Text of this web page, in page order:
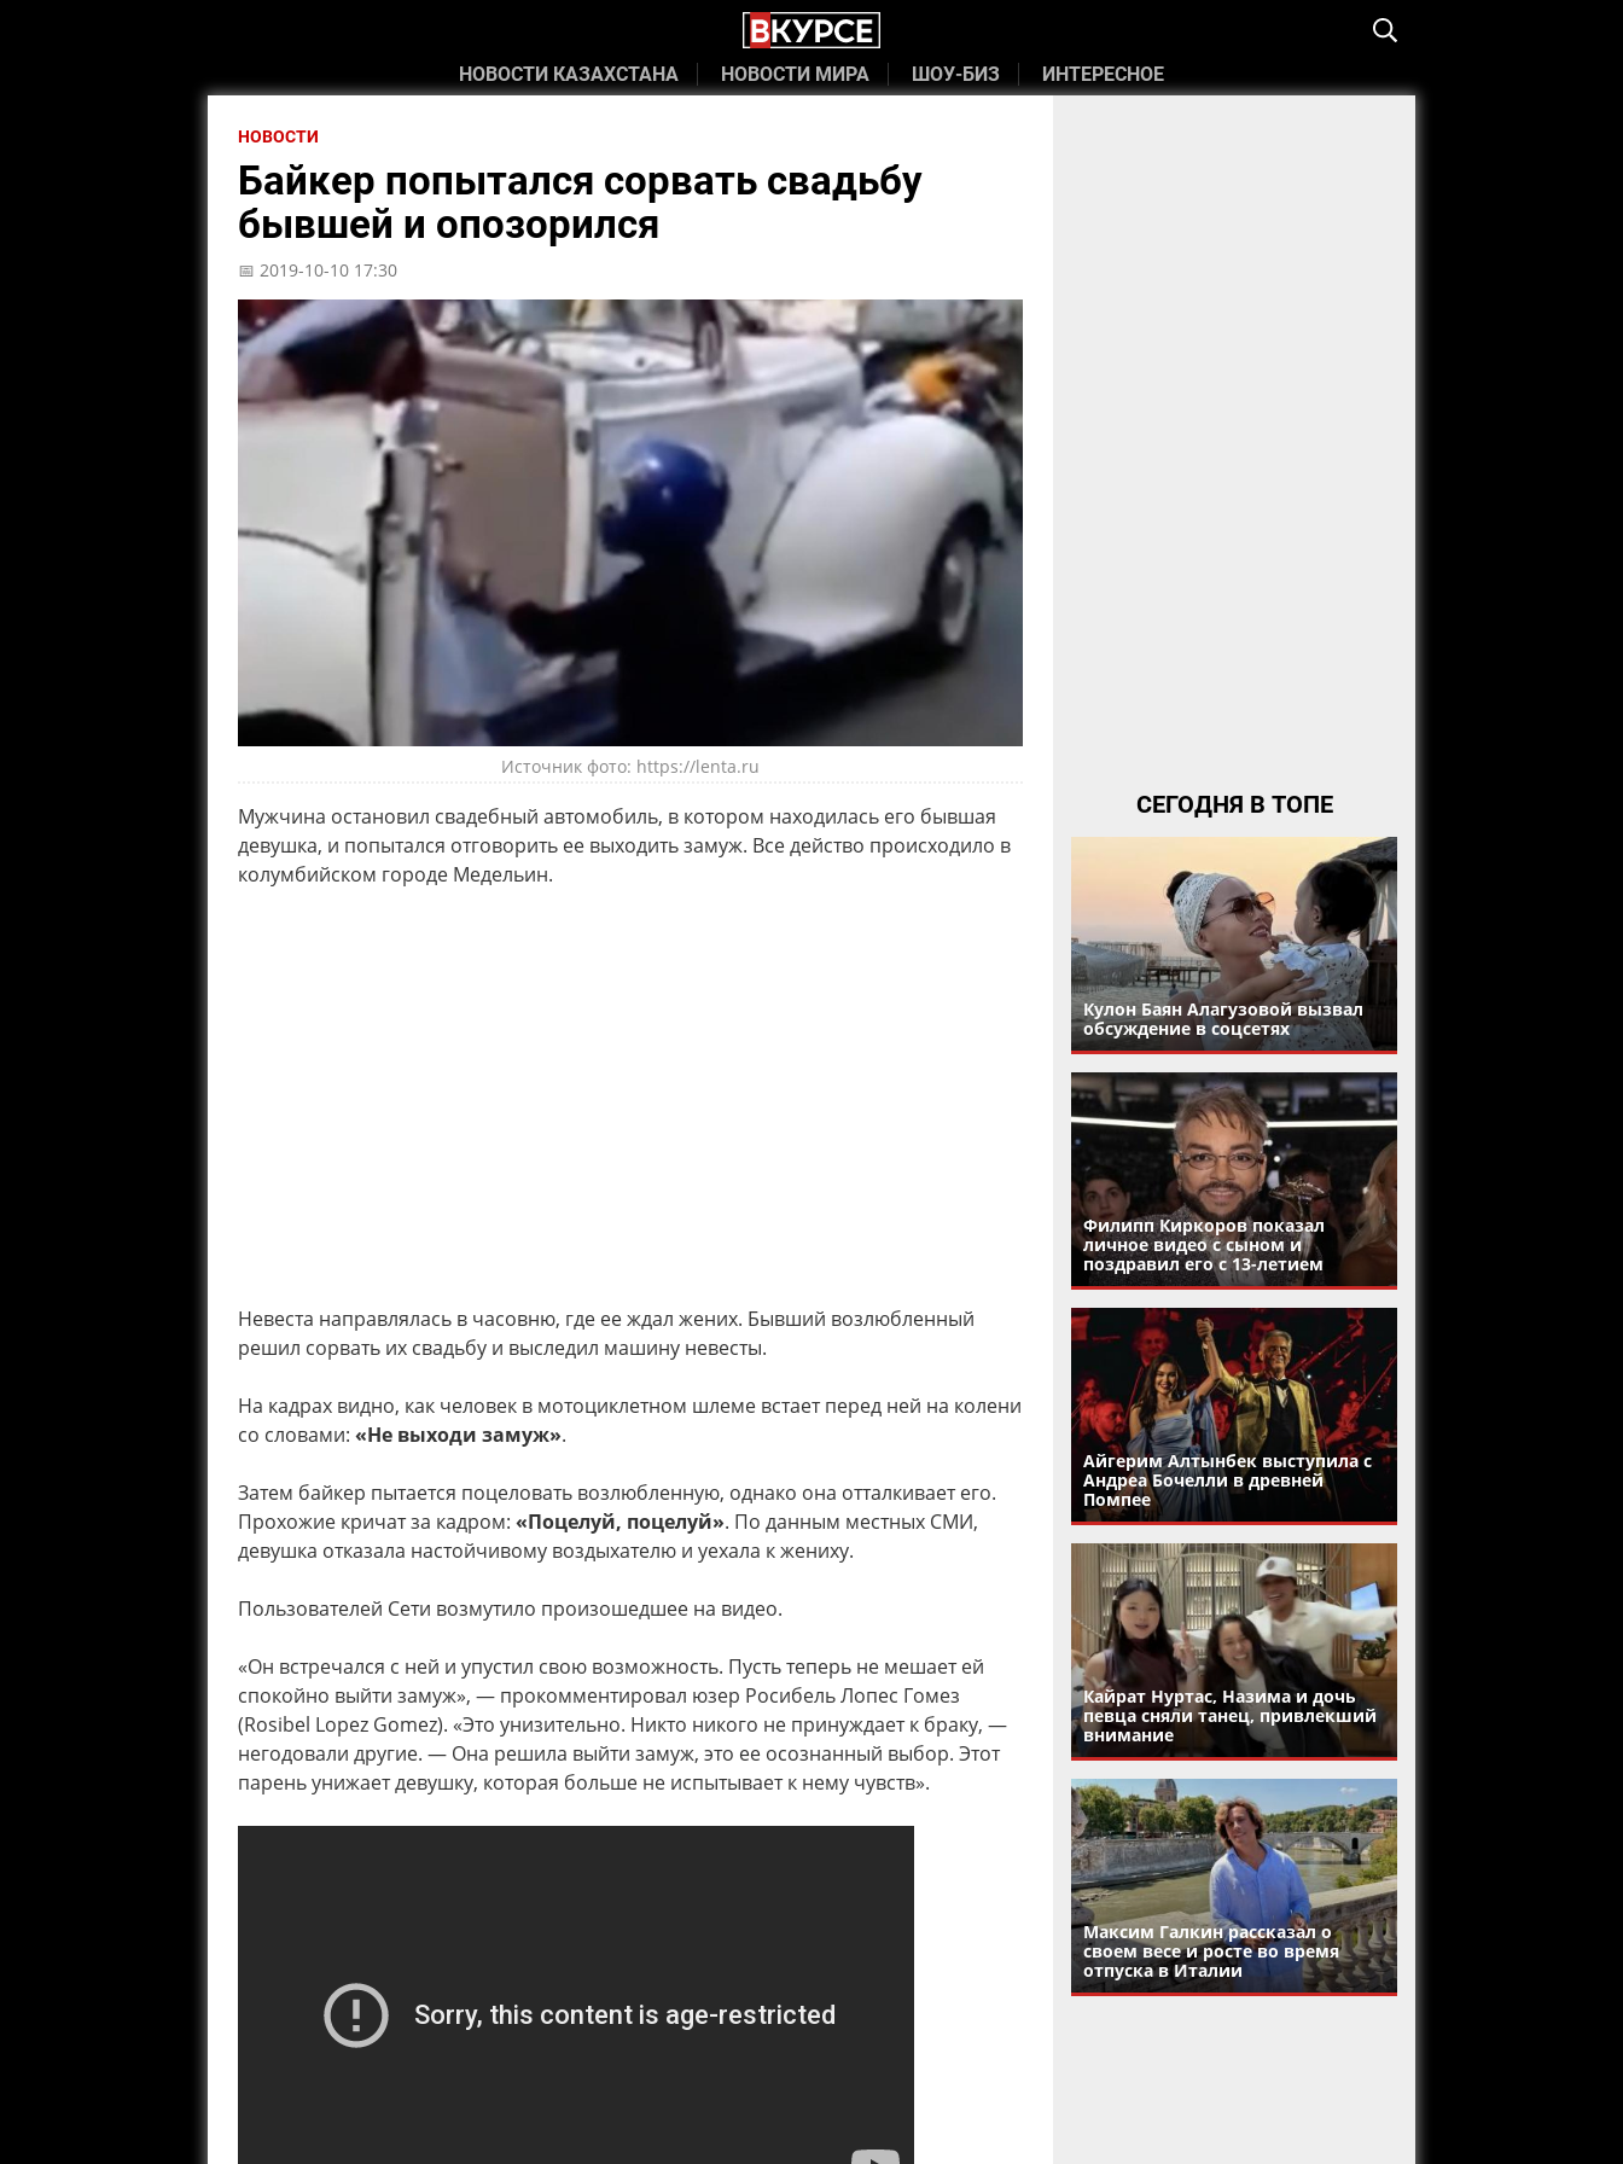
НОВОСТИ КАЗАХСТАНА НОВОСТИ МИРА ШОУ-БИЗ ИНТЕРЕСНОЕ
НОВОСТИ
Байкер попытался сорвать свадьбу
бывшей и опозорился
📅 2019-10-10 17:30
Источник фото: https://lenta.ru
Мужчина остановил свадебный автомобиль, в котором находилась его бывшая
девушка, и попытался отговорить ее выходить замуж. Все действо происходило в
колумбийском городе Медельин.
Невеста направлялась в часовню, где ее ждал жених. Бывший возлюбленный
решил сорвать их свадьбу и выследил машину невесты.
На кадрах видно, как человек в мотоциклетном шлеме встает перед ней на колени
со словами: «Не выходи замуж».
Затем байкер пытается поцеловать возлюбленную, однако она отталкивает его.
Прохожие кричат за кадром: «Поцелуй, поцелуй». По данным местных СМИ,
девушка отказала настойчивому воздыхателю и уехала к жениху.
Пользователей Сети возмутило произошедшее на видео.
«Он встречался с ней и упустил свою возможность. Пусть теперь не мешает ей
спокойно выйти замуж», — прокомментировал юзер Росибель Лопес Гомез
(Rosibel Lopez Gomez). «Это унизительно. Никто никого не принуждает к браку, —
негодовали другие. — Она решила выйти замуж, это ее осознанный выбор. Этот
парень унижает девушку, которая больше не испытывает к нему чувств».
СЕГОДНЯ В ТОПЕ
Кулон Баян Алагузовой вызвал
обсуждение в соцсетях
Филипп Киркоров показал
личное видео с сыном и
поздравил его с 13-летием
Айгерим Алтынбек выступила с
Андреа Бочелли в древней
Помпее
Кайрат Нуртас, Назима и дочь
певца сняли танец, привлекший
внимание
Максим Галкин рассказал о
своем весе и росте во время
отпуска в Италии